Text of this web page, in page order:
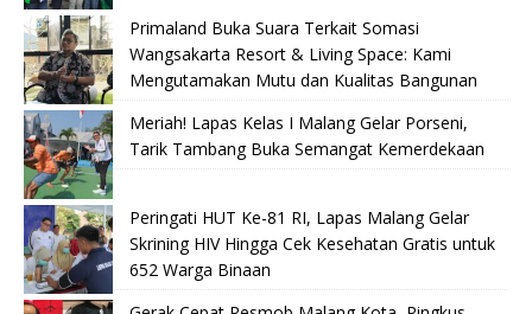
Primaland Buka Suara Terkait Somasi
Wangsakarta Resort & Living Space: Kami
Mengutamakan Mutu dan Kualitas Bangunan
Meriah! Lapas Kelas I Malang Gelar Porseni,
Tarik Tambang Buka Semangat Kemerdekaan
Peringati HUT Ke-81 RI, Lapas Malang Gelar
Skrining HIV Hingga Cek Kesehatan Gratis untuk
652 Warga Binaan